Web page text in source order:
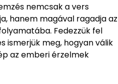
nemcsak a vers
hanem magával ragadja az
Fedezzük fel
ismerjük meg, hogyan válik
az emberi érzelmek